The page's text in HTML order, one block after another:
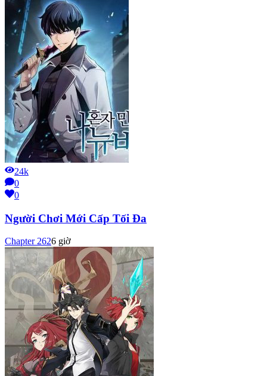
24k
0
0
Người Chơi Mới Cấp Tối Đa
Chapter 2626 giờ